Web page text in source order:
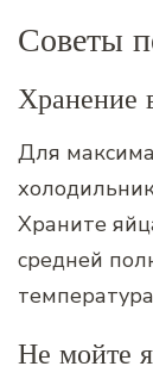
Советы
Хранение
Для
Храните
средней
Не мойте